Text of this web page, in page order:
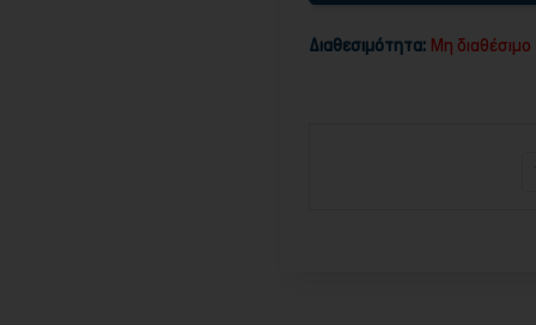
Διαθεσιμότητα: Μη διαθέσιμο